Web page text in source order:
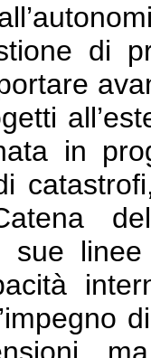
di
in
sue